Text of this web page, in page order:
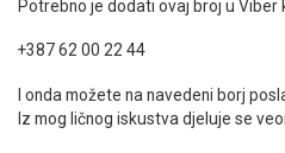
Potrebno je dodati ovaj broj u Viber
+387 62 00 22 44
I onda možete na navedeni borj
Iz mog ličnog iskustva djeluje se